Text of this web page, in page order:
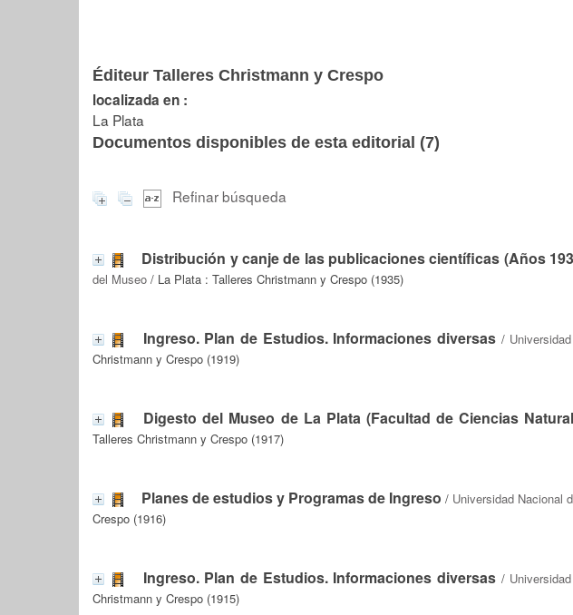
Éditeur Talleres Christmann y Crespo
localizada en :
La Plata
Documentos disponibles de esta editorial (7)
Refinar búsqueda
Distribución y canje de las publicaciones científicas (Años
del Museo / La Plata : Talleres Christmann y Crespo (1935)
Ingreso. Plan de Estudios. Informaciones diversas/
Christmann y Crespo (1919)
Digesto del Museo de La Plata (Facultad de Ciencias
Talleres Christmann y Crespo (1917)
Planes de estudios y Programas de Ingreso / Universidad Nacional
Crespo (1916)
Ingreso. Plan de Estudios. Informaciones diversas/
Christmann y Crespo (1915)